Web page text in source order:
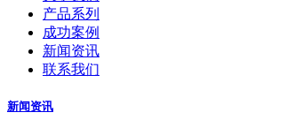
产品系列
成功案例
新闻资讯
联系我们
新闻资讯